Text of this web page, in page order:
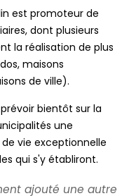
est promoteur de
dont plusieurs
la réalisation de plus
maisons
de ville).
bientôt sur la
une
vie exceptionnelle
qui s'y établiront.
ajouté une autre